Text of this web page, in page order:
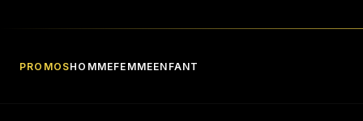
PROMOSHOMMEFEMMEENFANT